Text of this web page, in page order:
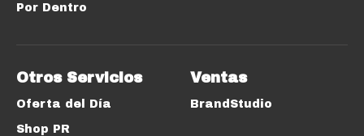
Por Dentro
Otros Servicios
Oferta del Día
Shop PR
Ventas
BrandStudio